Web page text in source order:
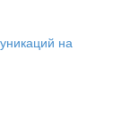
на